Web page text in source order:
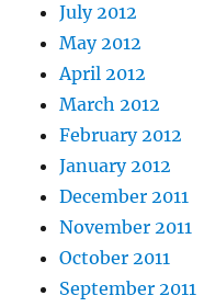
July 2012
May 2012
April 2012
March 2012
February 2012
January 2012
December 2011
November 2011
October 2011
September 2011